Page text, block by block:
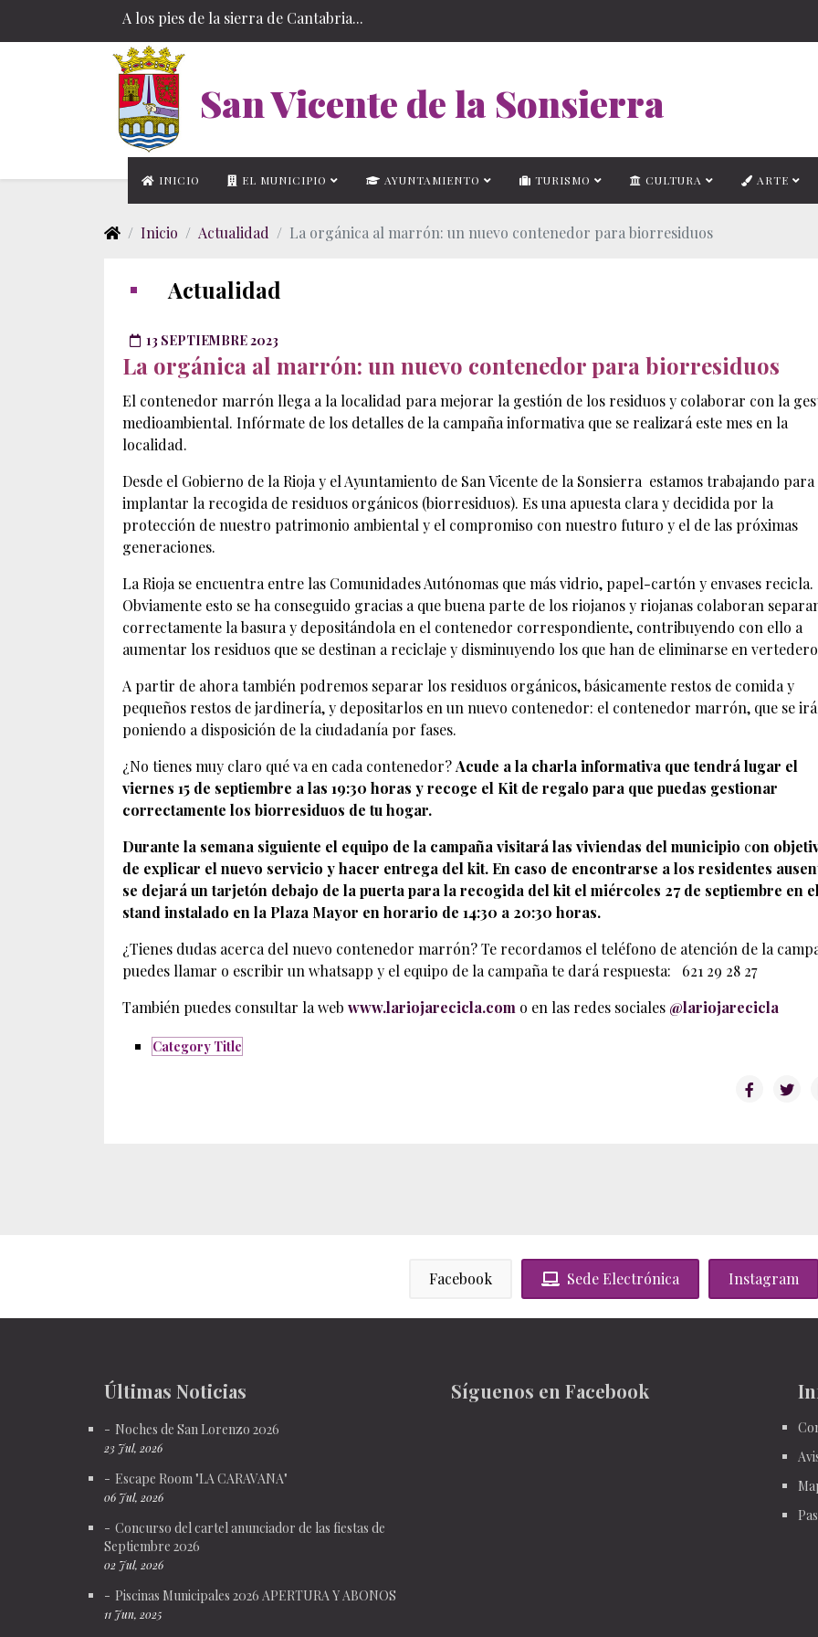
A los pies de la sierra de Cantabria...
San Vicente de la Sonsierra
INICIO EL MUNICIPIO AYUNTAMIENTO TURISMO CULTURA ARTE
Inicio Actualidad La orgánica al marrón: un nuevo contenedor para biorresiduos
Actualidad
13 SEPTIEMBRE 2023
La orgánica al marrón: un nuevo contenedor para biorresiduos
El contenedor marrón llega a la localidad para mejorar la gestión de los residuos y colaborar con la
medioambiental. Infórmate de los detalles de la campaña informativa que se realizará este mes en la
localidad.
Desde el Gobierno de la Rioja y el Ayuntamiento de San Vicente de la Sonsierra estamos trabajando para
implantar la recogida de residuos orgánicos (biorresiduos). Es una apuesta clara y decidida por la
protección de nuestro patrimonio ambiental y el compromiso con nuestro futuro y el de las próximas
generaciones.
La Rioja se encuentra entre las Comunidades Autónomas que más vidrio, papel-cartón y envases recicla.
Obviamente esto se ha conseguido gracias a que buena parte de los riojanos y riojanas colaboran
correctamente la basura y depositándola en el contenedor correspondiente, contribuyendo con ello a
aumentar los residuos que se destinan a reciclaje y disminuyendo los que han de eliminarse en
A partir de ahora también podremos separar los residuos orgánicos, básicamente restos de comida y
pequeños restos de jardinería, y depositarlos en un nuevo contenedor: el contenedor marrón, que se irá
poniendo a disposición de la ciudadanía por fases.
¿No tienes muy claro qué va en cada contenedor?Acude a la charla informativa que tendrá lugar el
viernes 15 de septiembre a las 19:30 horas y recoge el Kit de regalo para que puedas gestionar
correctamente los biorresiduos de tu hogar.
Durante la semana siguiente el equipo de la campaña visitará las viviendas del municipio con
de explicar el nuevo servicio y hacer entrega del kit. En caso de encontrarse a los residentes
se dejará un tarjetón debajo de la puerta para la recogida del kit el miércoles 27 de septiembre en el
stand instalado en la Plaza Mayor en horario de 14:30 a 20:30 horas.
¿Tienes dudas acerca del nuevo contenedor marrón? Te recordamos el teléfono de atención de la
puedes llamar o escribir un whatsapp y el equipo de la campaña te dará respuesta: 621 29 28 27
También puedes consultar la web www.lariojarecicla.com o en las redes sociales @lariojarecicla
Category Title
Facebook Sede Electrónica Instagram
Últimas Noticias
Noches de San Lorenzo 2026
23 Jul, 2026
Escape Room "LA CARAVANA"
06 Jul, 2026
Concurso del cartel anunciador de las fiestas de
Septiembre 2026
02 Jul, 2026
Piscinas Municipales 2026 APERTURA Y ABONOS
11 Jun, 2025
Síguenos en Facebook